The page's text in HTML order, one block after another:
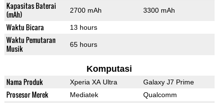
Kapasitas Baterai
(mAh)
2700 mAh 3300 mAh
Waktu Bicara 13 hours
Waktu Pemutaran
Musik
65 hours
Komputasi
Nama Produk Xperia XA Ultra Galaxy J7 Prime
Prosesor Merek Mediatek Qualcomm